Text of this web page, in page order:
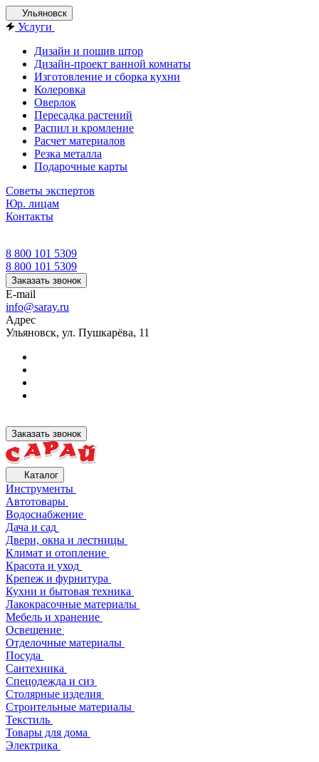
Ульяновск
Услуги
Дизайн и пошив штор
Дизайн-проект ванной комнаты
Изготовление и сборка кухни
Колеровка
Оверлок
Пересадка растений
Распил и кромление
Расчет материалов
Резка металла
Подарочные карты
Советы экспертов
Юр. лицам
Контакты
8 800 101 5309
8 800 101 5309
Заказать звонок
E-mail
info@saray.ru
Адрес
Ульяновск, ул. Пушкарёва, 11
Заказать звонок
Каталог
Инструменты
Автотовары
Водоснабжение
Дача и сад
Двери, окна и лестницы
Климат и отопление
Красота и уход
Крепеж и фурнитура
Кухни и бытовая техника
Лакокрасочные материалы
Мебель и хранение
Освещение
Отделочные материалы
Посуда
Сантехника
Спецодежда и сиз
Столярные изделия
Строительные материалы
Текстиль
Товары для дома
Электрика